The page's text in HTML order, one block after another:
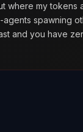
are
other
zero